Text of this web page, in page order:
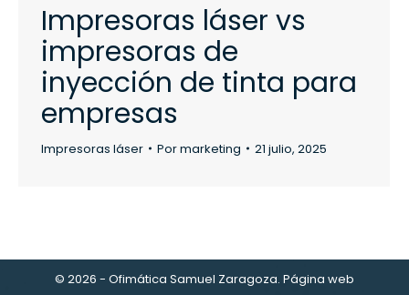
Impresoras láser vs
impresoras de
inyección de tinta para
empresas
Impresoras láser Pormarketing 21 julio, 2025
© 2026 - Ofimática Samuel Zaragoza. Página web